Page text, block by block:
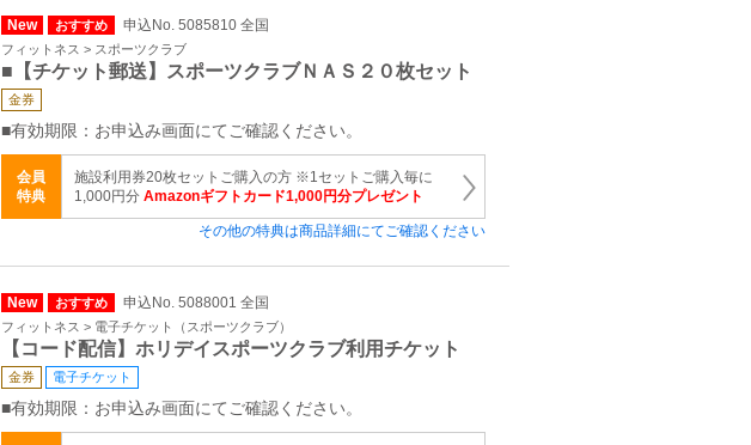
New おすすめ 申込No. 5085810 全国
フィットネス > スポーツクラブ
■【チケット郵送】スポーツクラブＮＡＳ２０枚セット
金券
■有効期限：お申込み画面にてご確認ください。
会員
特典
施設利用券20枚セットご購入の方 ※1セットご購入毎に
1,000円分 Amazonギフトカード1,000円分プレゼント
その他の特典は商品詳細にてご確認ください
New おすすめ 申込No. 5088001 全国
フィットネス > 電子チケット（スポーツクラブ）
【コード配信】ホリデイスポーツクラブ利用チケット
金券 電子チケット
■有効期限：お申込み画面にてご確認ください。